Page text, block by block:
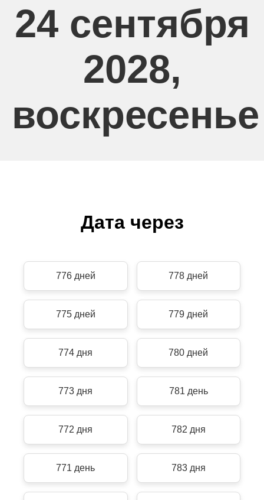
24 сентября
2028,
воскресенье
Дата через
776 дней 778 дней
775 дней 779 дней
774 дня 780 дней
773 дня 781 день
772 дня 782 дня
771 день 783 дня